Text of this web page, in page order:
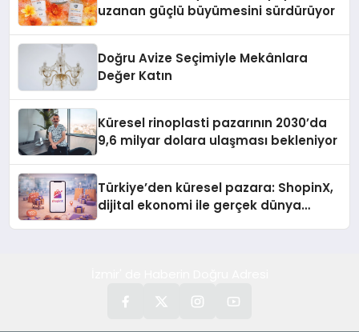
uzanan güçlü büyümesini sürdürüyor
Doğru Avize Seçimiyle Mekânlara
Değer Katın
Küresel rinoplasti pazarının 2030’da
9,6 milyar dolara ulaşması bekleniyor
Türkiye’den küresel pazara: ShopinX,
dijital ekonomi ile gerçek dünya